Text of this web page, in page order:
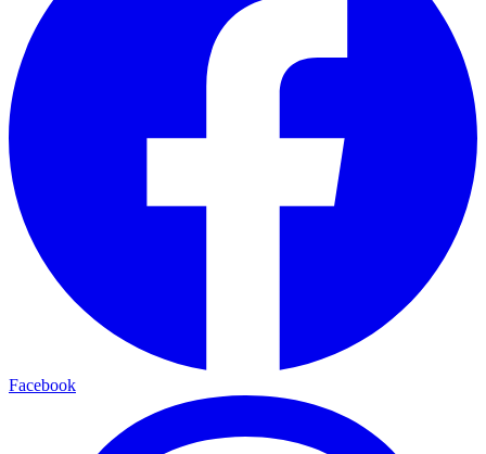
Facebook